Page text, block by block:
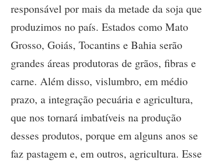
responsável por mais da metade da soja que
produzimos no país. Estados como Mato
Grosso, Goiás, Tocantins e Bahia serão
grandes áreas produtoras de grãos, fibras e
carne. Além disso, vislumbro, em médio
prazo, a integração pecuária e agricultura,
que nos tornará imbatíveis na produção
desses produtos, porque em alguns anos se
faz pastagem e, em outros, agricultura. Esse